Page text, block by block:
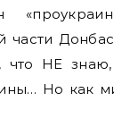
части
что НЕ
Но как